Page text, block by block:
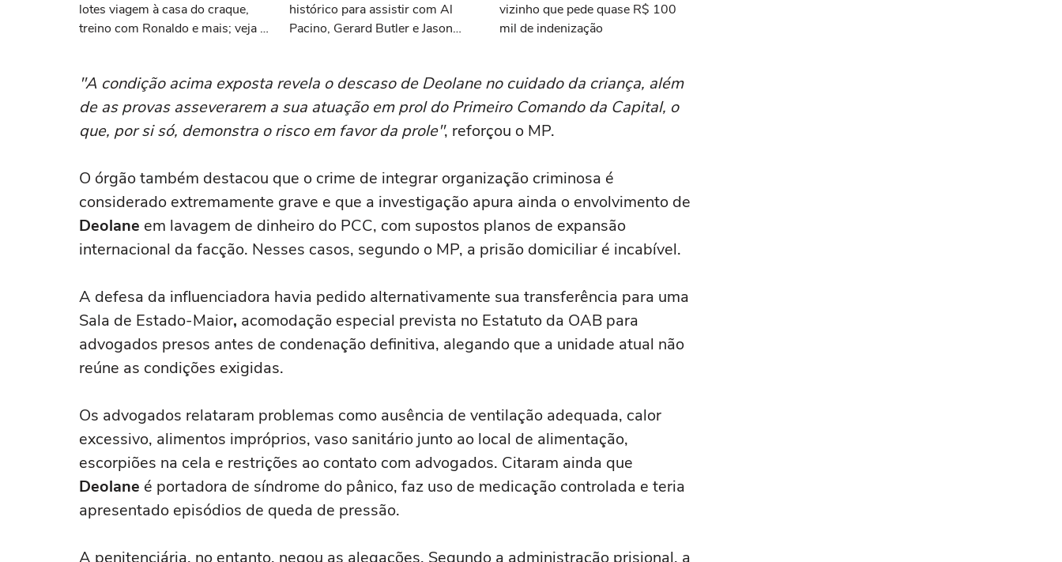
lotes viagem à casa do craque,
treino com Ronaldo e mais; veja a
histórico para assistir com Al
Pacino, Gerard Butler e Jason
vizinho que pede quase R$ 100
mil de indenização
"A condição acima exposta revela o descaso de Deolane no cuidado da criança, além
de as provas asseverarem a sua atuação em prol do Primeiro Comando da Capital, o
que, por si só, demonstra o risco em favor da prole", reforçou o MP.
O órgão também destacou que o crime de integrar organização criminosa é
considerado extremamente grave e que a investigação apura ainda o envolvimento de
Deolane em lavagem de dinheiro do PCC, com supostos planos de expansão
internacional da facção. Nesses casos, segundo o MP, a prisão domiciliar é incabível.
A defesa da influenciadora havia pedido alternativamente sua transferência para uma
Sala de Estado-Maior, acomodação especial prevista no Estatuto da OAB para
advogados presos antes de condenação definitiva, alegando que a unidade atual não
reúne as condições exigidas.
Os advogados relataram problemas como ausência de ventilação adequada, calor
excessivo, alimentos impróprios, vaso sanitário junto ao local de alimentação,
escorpiões na cela e restrições ao contato com advogados. Citaram ainda que
Deolane é portadora de síndrome do pânico, faz uso de medicação controlada e teria
apresentado episódios de queda de pressão.
A penitenciária, no entanto, negou as alegações. Segundo a administração prisional, a